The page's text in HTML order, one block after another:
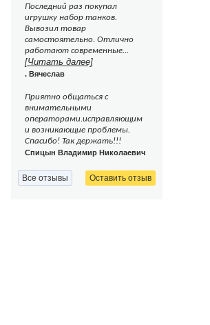
Последний раз покупал
игрушку набор танков.
Вывозил товар
самостоятельно. Отлично
работают современные...
[Читать далее]
. Вячеслав
Приятно общаться с
внимательными
операторами.исправляющим
и возникающие проблемы.
Спасибо! Так держать!!!
Спицын Владимир Николаевич
Все отзывы Оставить отзыв